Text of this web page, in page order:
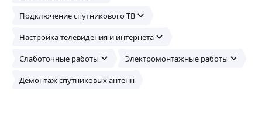
Подключение спутникового ТВ
Настройка телевидения и интернета
Слаботочные работы Электромонтажные работы
Демонтаж спутниковых антенн